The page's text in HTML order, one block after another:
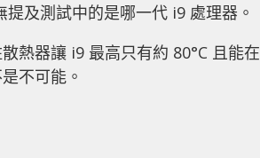
及測試中的是哪一代 i9 處理器。
熱器讓 i9 最高只有約 80°C 且能在
不可能。